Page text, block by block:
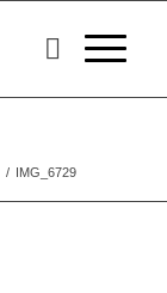
/ IMG_6729